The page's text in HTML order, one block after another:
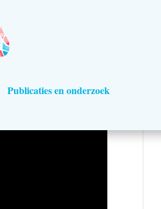
Publicaties en onderzoek